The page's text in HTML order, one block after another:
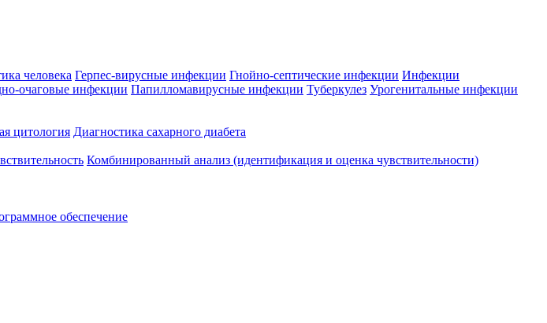
человека Герпес-вирусные инфекции Гнойно-септические инфекции Инфекции
очаговые инфекции Папилломавирусные инфекции Туберкулез Урогенитальные инфекции
цитология Диагностика сахарного диабета
Комбинированный анализ (идентификация и оценка чувствительности)
обеспечение